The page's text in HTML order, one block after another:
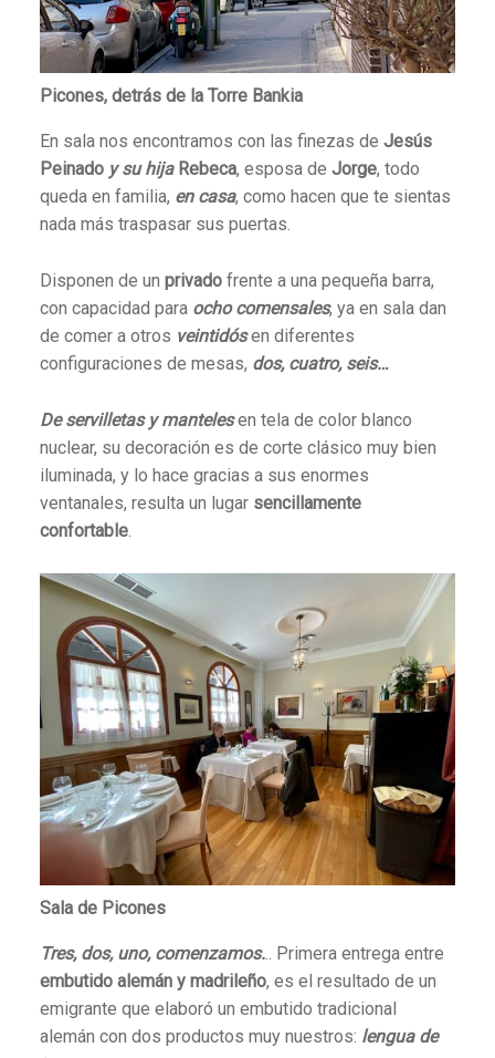
Picones, detrás de la Torre Bankia
En sala nos encontramos con las finezas de Jesús
Peinado y su hija Rebeca, esposa de Jorge, todo
queda en familia, en casa, como hacen que te sientas
nada más traspasar sus puertas.
Disponen de un privadofrente a una pequeña barra,
con capacidad para ocho comensales, ya en sala dan
de comer a otros veintidósen diferentes
configuraciones de mesas, dos, cuatro, seis…
De servilletas y mantelesen tela de color blanco
nuclear, su decoración es de corte clásico muy bien
iluminada, y lo hace gracias a sus enormes
ventanales, resulta un lugar sencillamente
confortable.
Sala de Picones
Tres, dos, uno, comenzamos... Primera entrega entre
embutido alemán y madrileño, es el resultado de un
emigrante que elaboró un embutido tradicional
alemán con dos productos muy nuestros: lengua de